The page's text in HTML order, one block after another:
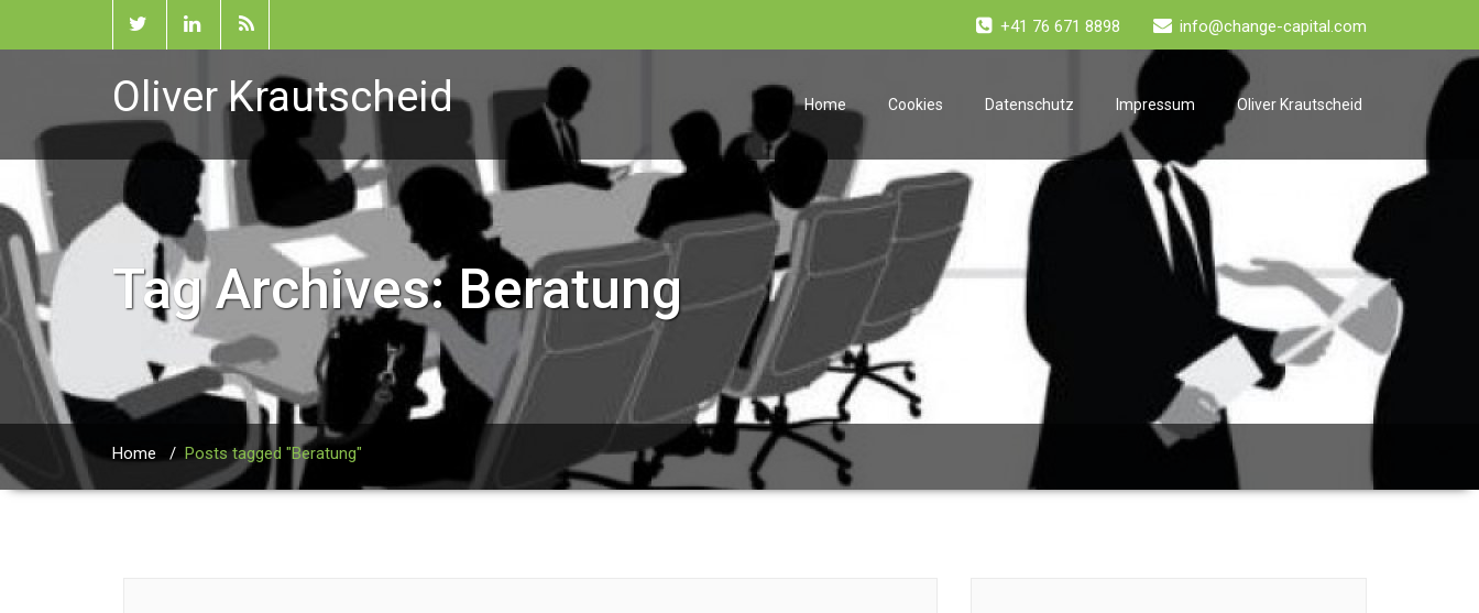
+41 76 671 8898 info@change-capital.com
Oliver Krautscheid Home Cookies Datenschutz Impressum Oliver Krautscheid
Tag Archives: Beratung
Home / Posts tagged "Beratung"